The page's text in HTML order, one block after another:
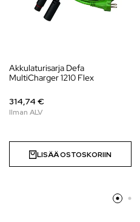
Akkulaturisarja Defa
MultiCharger 1210 Flex
314,74 €
LISÄÄ OSTOSKORIIN